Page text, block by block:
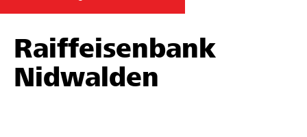
Unterstützen
Hilfe & Support
Partner / Raiffeisenbank
Raiffeisenbank
Nidwalden